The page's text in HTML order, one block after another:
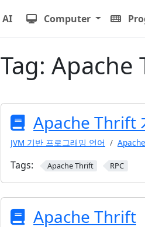
AI Computer
Tag: Apache
Apache Thrift
JVM 기반 프로그래밍 언어
Tags: Apache Thrift RPC
Apache Thrift